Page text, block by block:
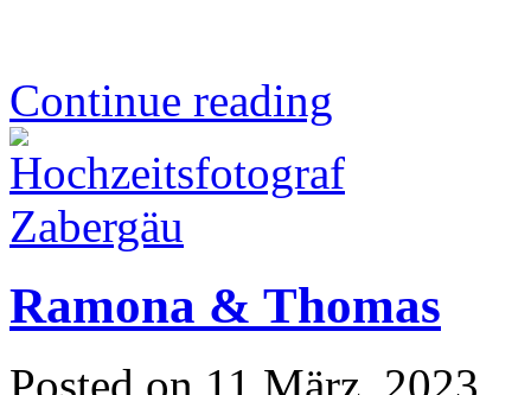
Continue reading
Ramona & Thomas